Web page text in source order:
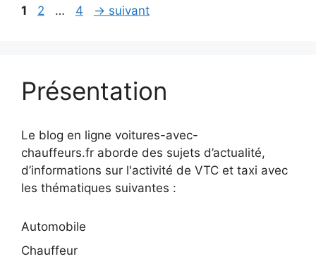
Page
1 Page
2 … Page
4 → suivant
Présentation
Le blog en ligne voitures-avec-
chauffeurs.fr aborde des sujets d’actualité,
d’informations sur l'activité de VTC et taxi avec
les thématiques suivantes :
Automobile
Chauffeur